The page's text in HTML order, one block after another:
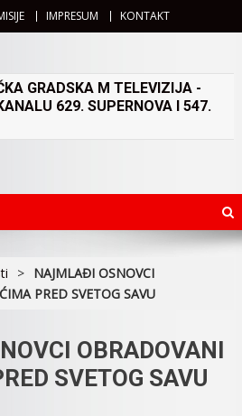
IMPRESUM KONTAKT
GRADSKA M TELEVIZIJA -
629. SUPERNOVA I 547.
> NAJMLAĐI OSNOVCI
PRED SVETOG SAVU
OBRADOVANI
SVETOG SAVU